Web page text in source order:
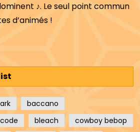
♪. Le seul point commun
d’animés !
baccano
bleach
cowboy bebop